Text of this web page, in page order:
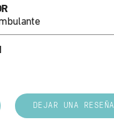
DEJAR UNA RESEÑA